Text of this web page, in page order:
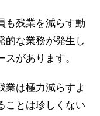
も残業を減らす動
的な業務が発生し
があります。
業は極力減らすよ
ことは珍しくない